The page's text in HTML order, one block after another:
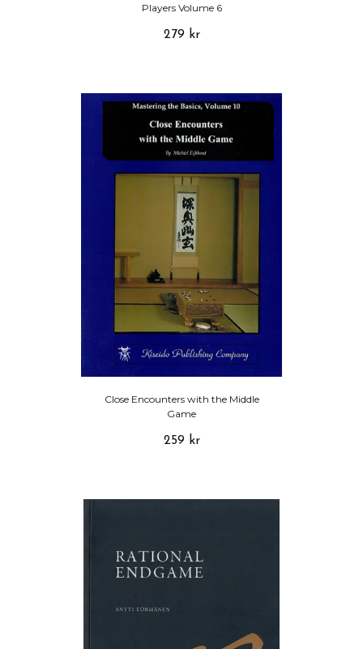
Players Volume 6
279 kr
Close Encounters with the Middle
Game
259 kr